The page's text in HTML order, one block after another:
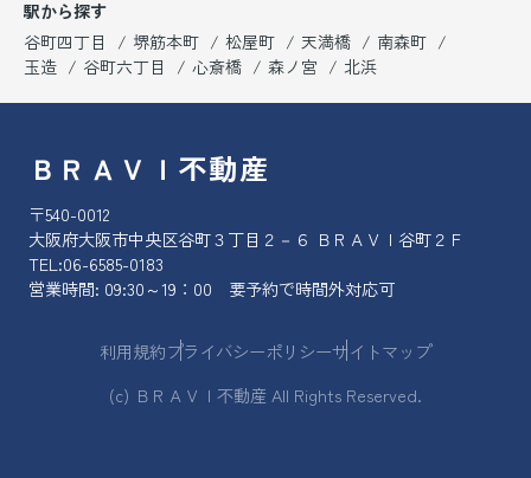
駅から探す
谷町四丁目
堺筋本町 松屋町 天満橋
南森町
玉造
谷町六丁目 心斎橋 森ノ宮 北浜
ＢＲＡＶＩ不動産
〒540-0012
大阪府大阪市中央区谷町３丁目２－６ ＢＲＡＶＩ谷町２Ｆ
TEL:06-6585-0183
営業時間: 09:30～19：00 要予約で時間外対応可
利用規約プライバシーポリシーサイトマップ
(c) ＢＲＡＶＩ不動産 All Rights Reserved.